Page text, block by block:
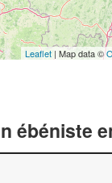
Leaflet | Map data ©
ébéniste